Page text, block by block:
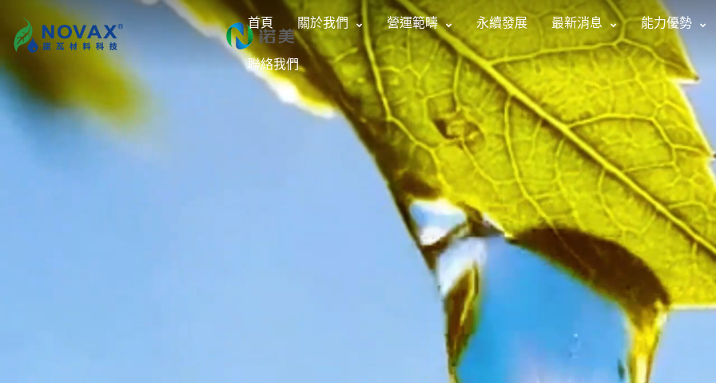
首頁 關於我們 營運範疇 永續發展 最新消息 能力優勢
聯絡我們